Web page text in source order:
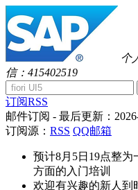
个
信：415402519
订阅RSS
邮件订阅 - 最后更新：
订阅源： RSS QQ邮箱
预计8月5日19点整
方面的入门培训
欢迎有兴趣的新人到